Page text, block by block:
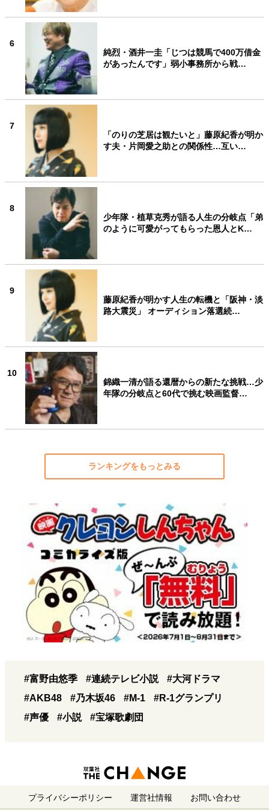
6
純烈・酒井一圭「じつは競馬で400万借金
があったんです」弱小事務所から戦…
7
「のりの芝居は観たいと」藤原紀香が明か
す夫・片岡愛之助との関係性…互い…
8
少年隊・植草克秀が語る人生の分岐点「弟
のように可愛がってもらった恩人とK…
9
藤原紀香が明かす人生の転機と「阪神・淡
路大震災」 オーディション落選続…
10
錦織一清が語る還暦からの新たな挑戦…少
年隊の分岐点と60代で挑む映画監督…
ランキングをもっとみる
#富野由悠季 #連続テレビ小説
#大河ドラマ
#AKB48
#乃木坂46 #M-1
#R-1グランプリ
#声優
#小説 #宝塚歌劇団
プライバシーポリシー 運営社情報 お問い合わせ